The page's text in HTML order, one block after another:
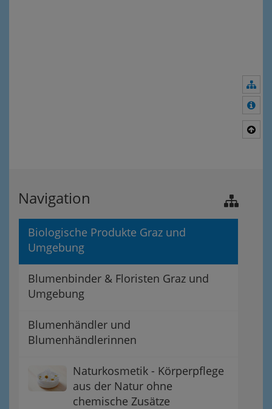
Navigation
Biologische Produkte Graz und
Umgebung
Blumenbinder & Floristen Graz und
Umgebung
Blumenhändler und
Blumenhändlerinnen
Naturkosmetik - Körperpflege
aus der Natur ohne
chemische Zusätze